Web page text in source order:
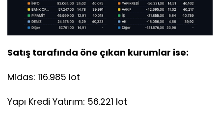
Satış tarafında öne çıkan kurumlar ise:
Midas: 116.985 lot
Yapı Kredi Yatırım: 56.221 lot